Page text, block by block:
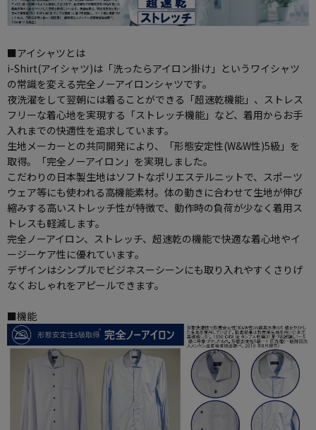
■アイシャツとは
i-Shirt(アイシャツ)は「洗ったらアイロン掛け」というワイシャツ
の常識を変える完全ノーアイロンシャツです。
夜洗濯をして翌朝には着ることができる「超速乾機能」、ストレス
フリーな着心地を実現する「ストレッチ機能」など、着用からお手
入れまでの快適性を追求しています。
生地メーカーとの共同開発により、「形態安定性(W&W性)5級」を
取得。「完全ノーアイロン」を実現しました。
こだわりの日本製生地はソフトなポリエステルニットで、スポーツ
ウェア等にも使われる高機能素材。体の動きに合わせて生地が伸び
縮みする高いストレッチ性が特徴で、動作時の負荷が少なく着用ス
トレスも軽減します。
完全ノーアイロン、ストレッチ、超速乾の機能で快適な着心地やイ
ージーケア性に優れています。
デザインはシンプルでビジネスーシーンにも取り入れやすくさりげ
なくおしゃれをアピールできます。
■機能